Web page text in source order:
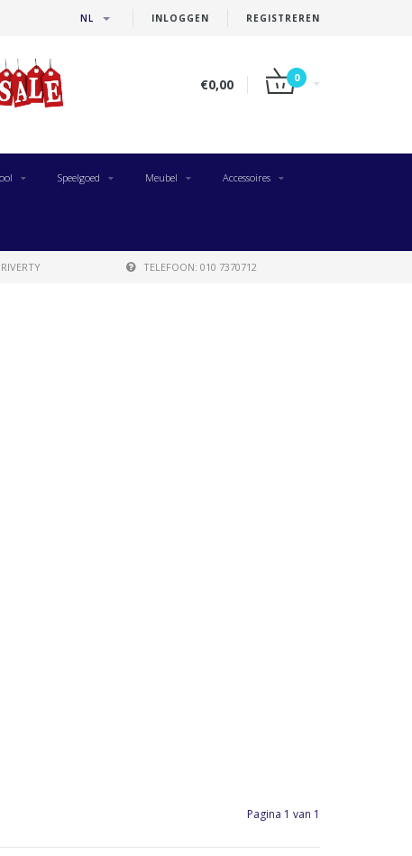
INLOGGEN REGISTREREN
NL
€0,00 0
Speelgoed Meubel Accessoires
TELEFOON: 010 7370712
Pagina 1 van 1